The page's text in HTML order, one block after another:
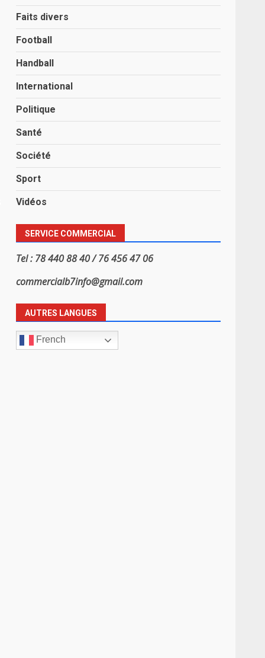
Faits divers
Football
Handball
International
Politique
Santé
Société
Sport
Vidéos
SERVICE COMMERCIAL
Tel : 78 440 88 40 / 76 456 47 06
commercialb7info@gmail.com
AUTRES LANGUES
French